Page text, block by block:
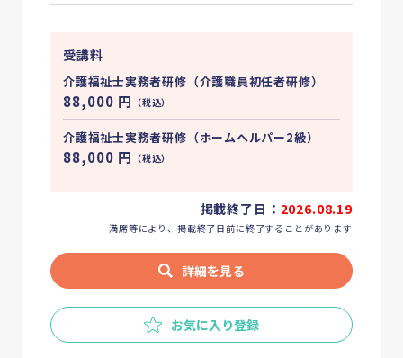
受講料
介護福祉士実務者研修（介護職員初任者研修）
88,000 円 （税込）
介護福祉士実務者研修（ホームへルパー2級）
88,000 円 （税込）
掲載終了日： 2026.08.19
満席等により、掲載終了日前に終了することがあります
詳細を見る
お気に入り登録